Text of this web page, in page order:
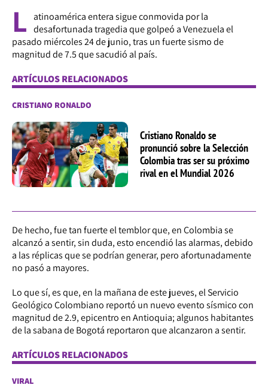
L
atinoamérica entera sigue conmovida por la
desafortunada tragedia que golpeó a Venezuela el
pasado miércoles 24 de junio, tras un fuerte sismo de
magnitud de 7.5 que sacudió al país.
ARTÍCULOS RELACIONADOS
CRISTIANO RONALDO
Cristiano Ronaldo se
pronunció sobre la Selección
Colombia tras ser su próximo
rival en el Mundial 2026
De hecho, fue tan fuerte el temblor que, en Colombia se
alcanzó a sentir, sin duda, esto encendió las alarmas, debido
a las réplicas que se podrían generar, pero afortunadamente
no pasó a mayores.
Lo que sí, es que, en la mañana de este jueves, el Servicio
Geológico Colombiano reportó un nuevo evento sísmico con
magnitud de 2.9, epicentro en Antioquia; algunos habitantes
de la sabana de Bogotá reportaron que alcanzaron a sentir.
ARTÍCULOS RELACIONADOS
VIRAL